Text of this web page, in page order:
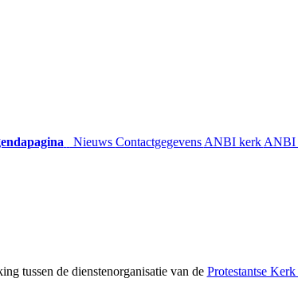
Nieuws Contactgegevens ANBI kerk ANBI
tussen de dienstenorganisatie van de Protestantse